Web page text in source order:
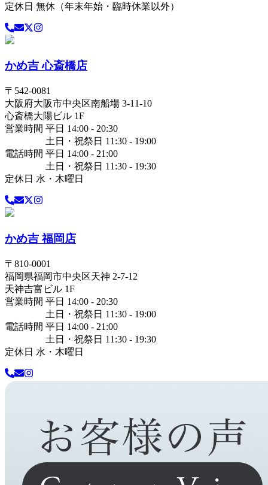
定休日 無休（年末年始・臨時休業以外）
かめ吉 心斎橋店
〒 542-0081
大阪府大阪市中央区南船場 3-11-10
心斎橋大陽ビル 1F
営業時間 平日 14:00 - 20:30
土日・祝祭日 11:30 - 19:00
電話時間 平日 14:00 - 21:00
土日・祝祭日 11:30 - 19:30
定休日 水・木曜日
かめ吉 福岡店
〒 810-0001
福岡県福岡市中央区天神 2-7-12
天神吉富ビル 1F
営業時間 平日 14:00 - 20:30
土日・祝祭日 11:30 - 19:00
電話時間 平日 14:00 - 21:00
土日・祝祭日 11:30 - 19:30
定休日 水・木曜日